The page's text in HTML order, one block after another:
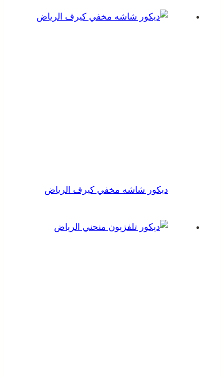
ديكور شاشه مخفي كيرف الرياض